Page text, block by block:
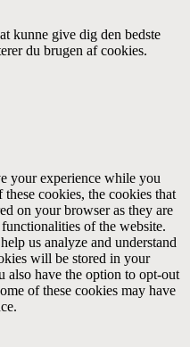
kunne give dig den bedste
du brugen af cookies.
your experience while you
cookies, the cookies that
on your browser as they are
of the website.
us analyze and understand
will be stored in your
also have the option to opt-out
of these cookies may have